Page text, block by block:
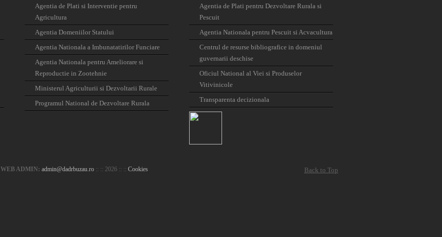
Agentia de Plati si Interventie pentru
Agricultura
Agentia Domeniilor Statului
Agentia Nationala a Imbunatatirilor Funciare
Agentia Nationala pentru Ameliorare si
Reproductie in Zootehnie
Ministerul Agriculturii si Dezvoltarii Rurale
Programul National de Dezvoltare Rurala
Agentia de Plati pentru Dezvoltare Rurala si
Pescuit
Agentia Nationala pentru Pescuit si Acvacultura
Centrul de resurse bibliografice in domeniul
guvernarii deschise
Oficiul National al Viei si Produselor
Vitivinicole
Transparenta decizionala
WEB ADMIN: admin@dadrbuzau.ro :: :: 2026 :: :: Cookies Back to Top